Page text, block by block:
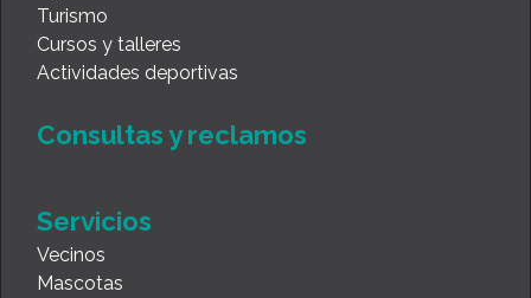
Turismo
Cursos y talleres
Actividades deportivas
Consultas y reclamos
Servicios
Vecinos
Mascotas